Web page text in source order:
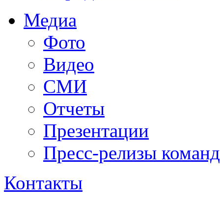
Медиа
Фото
Видео
СМИ
Отчеты
Презентации
Пресс-релизы команд
Контакты